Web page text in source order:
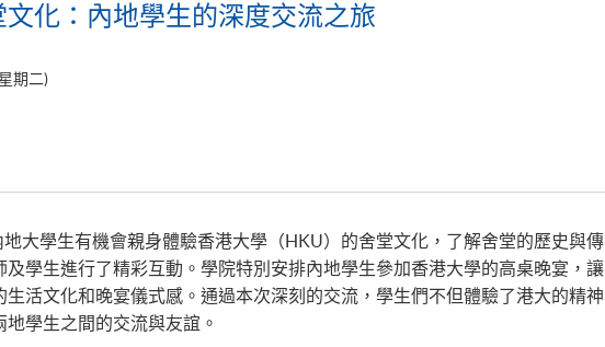
化：內地學生的深度交流之旅
期二)
大學生有機會親身體驗香港大學（HKU）的舍堂文化，了解舍堂的歷史與傳
及學生進行了精彩互動。學院特別安排內地學生參加香港大學的高桌晚宴，讓
生活文化和晚宴儀式感。通過本次深刻的交流，學生們不但體驗了港大的精神
學生之間的交流與友誼。